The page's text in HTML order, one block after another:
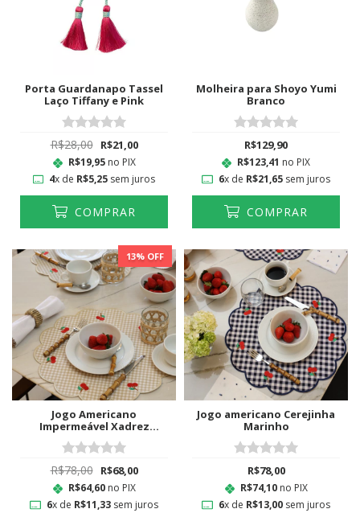
Porta Guardanapo Tassel
Laço Tiffany e Pink
R$28,00 R$21,00
R$19,95no PIX
4x de R$5,25 sem juros
COMPRAR
Molheira para Shoyo Yumi
Branco
R$129,90
R$123,41 no PIX
6x de R$21,65sem juros
COMPRAR
13% OFF
Jogo Americano
Impermeável Xadrez
Cerejinha Bege
R$78,00 R$68,00
R$64,60no PIX
6x de R$11,33sem juros
Jogo americano Cerejinha
Marinho
R$78,00
R$74,10no PIX
6x de R$13,00sem juros